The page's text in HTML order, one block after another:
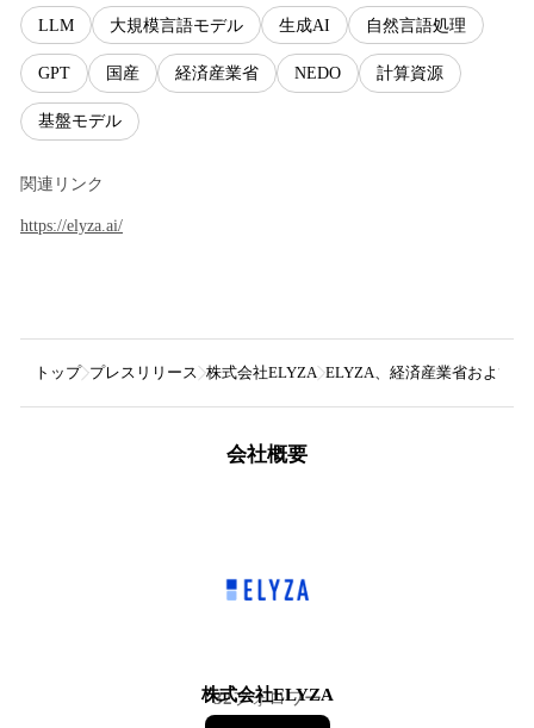
LLM 大規模言語モデル 生成AI 自然言語処理
GPT 国産 経済産業省 NEDO 計算資源
基盤モデル
関連リンク
https://elyza.ai/
トップ プレスリリース 株式会社ELYZA ELYZA、経済産業省および
会社概要
株式会社ELYZA
32フォロワー